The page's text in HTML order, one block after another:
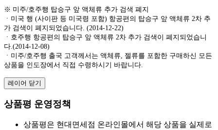
※ 미주/호주행 탑승구 앞 액체류 추가 검색 폐지
ㆍ미국 행 (사이판 등 미국령 포함) 항공편의 탑승구 앞 액체류 2차 추
가 검색이 폐지되었습니다. (2014-12-22)
ㆍ호주행 항공편의 탑승구 앞 액체류 2차 추가 검색이 폐지되었습니
다.(2014-12-08)
ㆍ미주/호주행 출국 고객께서는 액체류, 젤류를 포함한 구매하신 모든
상품을 인도장에서 직접 수령하시기 바랍니다.
레이어 닫기
상품평 운영정책
상품평은 현대면세점 온라인몰에서 해당 상품을 실제로